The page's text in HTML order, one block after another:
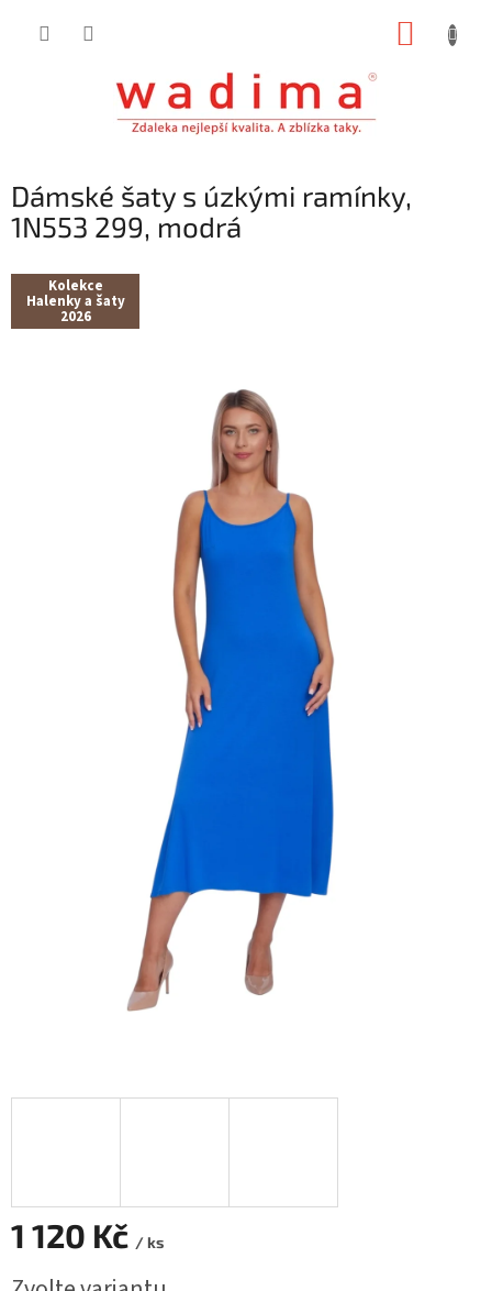
Dámské šaty s úzkými ramínky,
1N553 299, modrá
Kolekce
Halenky a šaty
2026
1 120 Kč / ks